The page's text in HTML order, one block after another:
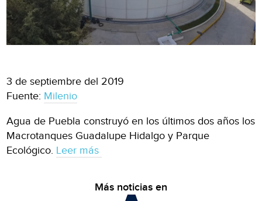
3 de septiembre del 2019
Fuente: Milenio
Agua de Puebla construyó en los últimos dos años los
Macrotanques Guadalupe Hidalgo y Parque
Ecológico. Leer más
Más noticias en